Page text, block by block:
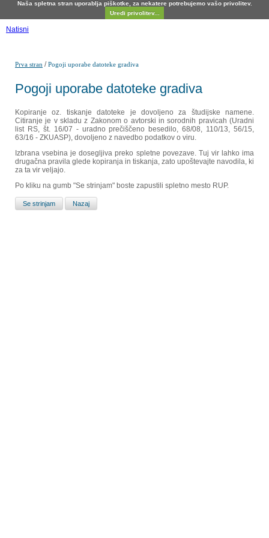
Naša spletna stran uporablja piškotke, za nekatere potrebujemo vašo privolitev.
Uredi privolitev...
Natisni
Prva stran /Pogoji uporabe datoteke gradiva
Pogoji uporabe datoteke gradiva
Kopiranje oz. tiskanje datoteke je dovoljeno za študijske namene.
Citiranje je v skladu z Zakonom o avtorski in sorodnih pravicah (Uradni
list RS, št. 16/07 - uradno prečiščeno besedilo, 68/08, 110/13, 56/15,
63/16 - ZKUASP), dovoljeno z navedbo podatkov o viru.
Izbrana vsebina je dosegljiva preko spletne povezave. Tuj vir lahko ima
drugačna pravila glede kopiranja in tiskanja, zato upoštevajte navodila, ki
za ta vir veljajo.
Po kliku na gumb "Se strinjam" boste zapustili spletno mesto RUP.